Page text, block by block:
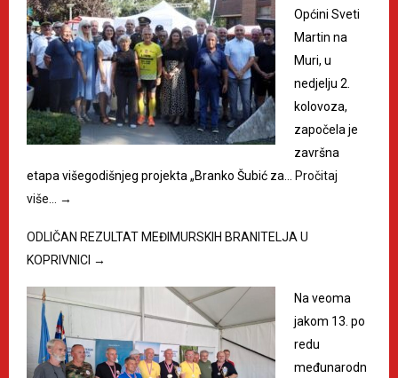
Općini Sveti
Martin na
Muri, u
nedjelju 2.
kolovoza,
započela je
završna
etapa višegodišnjeg projekta „Branko Šubić za… Pročitaj
više… →
ODLIČAN REZULTAT MEĐIMURSKIH BRANITELJA U
KOPRIVNICI →
Na veoma
jakom 13. po
redu
međunarodn